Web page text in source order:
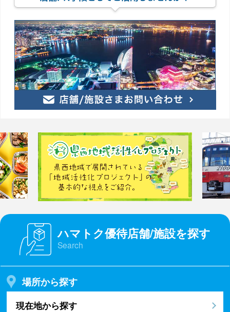
ハマトク優待店舗/施設を探す
Search
場所から探す
現在地から探す